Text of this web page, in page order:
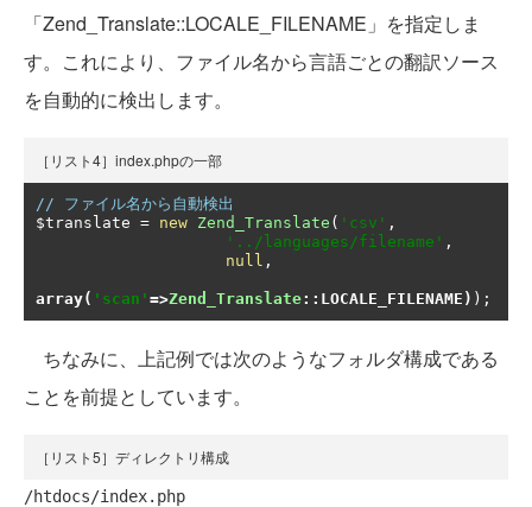
「Zend_Translate::LOCALE_FILENAME」を指定しま
す。これにより、ファイル名から言語ごとの翻訳ソース
を自動的に検出します。
［リスト4］index.phpの一部
// ファイル名から自動検出
$translate = new Zend_Translate ( 'csv' ,
'../languages/filename' ,
null ,
array( 'scan' =>Zend_Translate:: LOCALE_FILENAME ) );
ちなみに、上記例では次のようなフォルダ構成である
ことを前提としています。
［リスト5］ディレクトリ構成
/htdocs/index.php